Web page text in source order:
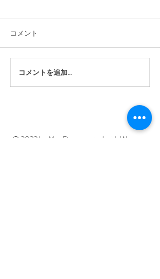
コメント
コメントを追加…
© 2022 by Mar Deco created with Wix.com